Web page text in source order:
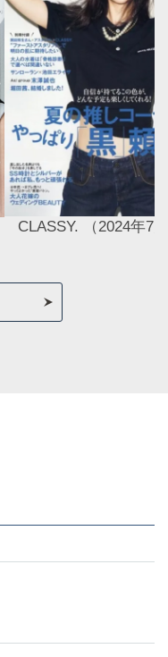
CLASSY. （2024年7